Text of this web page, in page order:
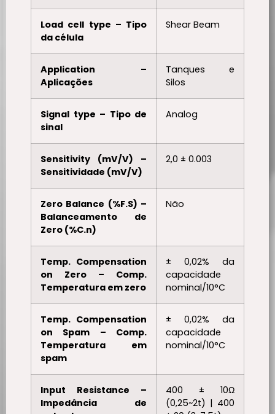
Load cell type – Tipo
da célula
Shear Beam
Application –
Aplicações
Tanques e
Silos
Signal type – Tipo de
sinal
Analog
Sensitivity (mV/V) –
Sensitividade (mV/V)
2,0 ± 0.003
Zero Balance (%F.S) –
Balanceamento de
Zero (%C.n)
Não
Temp. Compensation
on Zero – Comp.
Temperatura em zero
± 0,02% da
capacidade
nominal/10°C
Temp. Compensation
on Spam – Comp.
Temperatura em
spam
± 0,02% da
capacidade
nominal/10°C
Input Resistance –
Impedância de
400 ± 10Ω
(0,25~2t) | 400